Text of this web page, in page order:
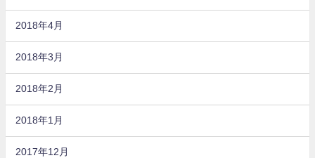
2018年4月
2018年3月
2018年2月
2018年1月
2017年12月